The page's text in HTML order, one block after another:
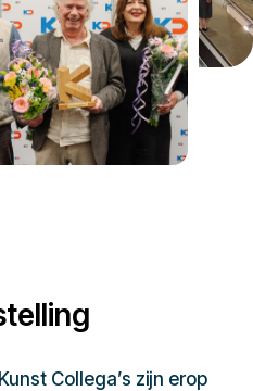
Collega’s zijn erop